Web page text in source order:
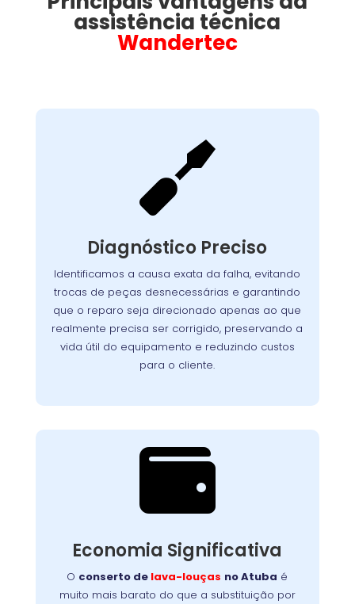
assistência técnica
Wandertec

Diagnóstico Preciso
Identificamos a causa exata da falha, evitando
trocas de peças desnecessárias e garantindo
que o reparo seja direcionado apenas ao que
realmente precisa ser corrigido, preservando a
vida útil do equipamento e reduzindo custos
para o cliente.
Avaliação Técnica
Detalhada
Nosso processo detalhado garante que cada
com atenção. Utilizamos equipamentos de
a origem dos problemas.
Assim, evitamos
reparos desnecessários, preservamos a vida útil
do aparelho e asseguramos que o cliente
pague apenas pelo que realmente precisa ser
corrigido.

Economia Significativa
O conserto de lava-louças no Atuba é
muito mais barato do que a substituição por
Custo-Benefício
Garantido
Recuperar o desempenho do seu
equipamento é simples e rápido. O
conserto
de
lava-louças
no Atuba
garante mais
durabilidade, evita trocas caras e devolve a